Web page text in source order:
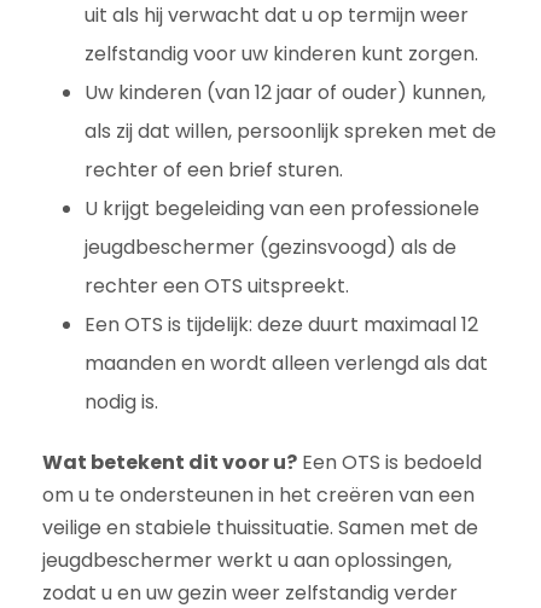
uit als hij verwacht dat u op termijn weer
zelfstandig voor uw kinderen kunt zorgen.
Uw kinderen (van 12 jaar of ouder) kunnen,
als zij dat willen, persoonlijk spreken met de
rechter of een brief sturen.
U krijgt begeleiding van een professionele
jeugdbeschermer (gezinsvoogd) als de
rechter een OTS uitspreekt.
Een OTS is tijdelijk: deze duurt maximaal 12
maanden en wordt alleen verlengd als dat
nodig is.
Wat betekent dit voor u? Een OTS is bedoeld
om u te ondersteunen in het creëren van een
veilige en stabiele thuissituatie. Samen met de
jeugdbeschermer werkt u aan oplossingen,
zodat u en uw gezin weer zelfstandig verder